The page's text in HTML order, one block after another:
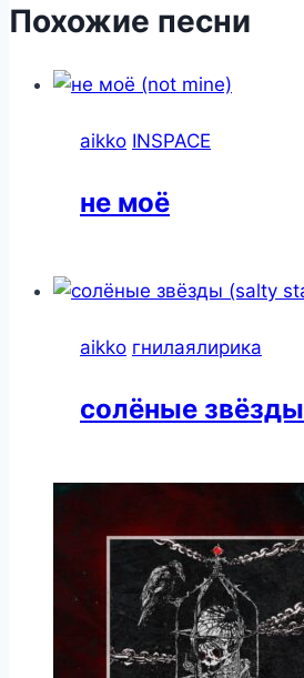
Похожие песни
aikko INSPACE
​не моё
aikko гнилаялирика
солёные звёзды